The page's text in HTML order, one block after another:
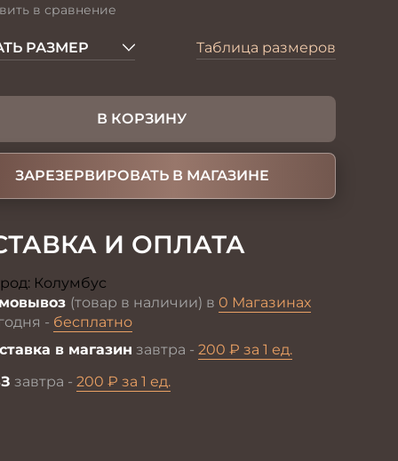
в сравнение
РАЗМЕР Таблица размеров
В КОРЗИНУ
ЗАРЕЗЕРВИРОВАТЬ В МАГАЗИНЕ
И ОПЛАТА
Колумбус
(товар в наличии) в 0 Магазинах
- бесплатно
в магазин завтра - 200 ₽ за 1 ед.
завтра - 200 ₽ за 1 ед.